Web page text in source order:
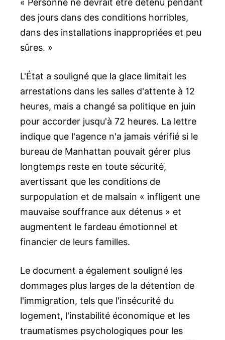
« Personne ne devrait être détenu pendant
des jours dans des conditions horribles,
dans des installations inappropriées et peu
sûres. »
L'État a souligné que la glace limitait les
arrestations dans les salles d'attente à 12
heures, mais a changé sa politique en juin
pour accorder jusqu'à 72 heures. La lettre
indique que l'agence n'a jamais vérifié si le
bureau de Manhattan pouvait gérer plus
longtemps reste en toute sécurité,
avertissant que les conditions de
surpopulation et de malsain « infligent une
mauvaise souffrance aux détenus » et
augmentent le fardeau émotionnel et
financier de leurs familles.
Le document a également souligné les
dommages plus larges de la détention de
l'immigration, tels que l'insécurité du
logement, l'instabilité économique et les
traumatismes psychologiques pour les